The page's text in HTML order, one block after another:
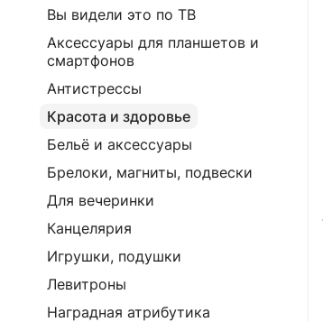
Вы видели это по ТВ
Аксессуары для планшетов и
смартфонов
Антистрессы
Красота и здоровье
Бельё и аксессуары
Брелоки, магниты, подвески
Для вечеринки
Канцелярия
Игрушки, подушки
Левитроны
Наградная атрибутика